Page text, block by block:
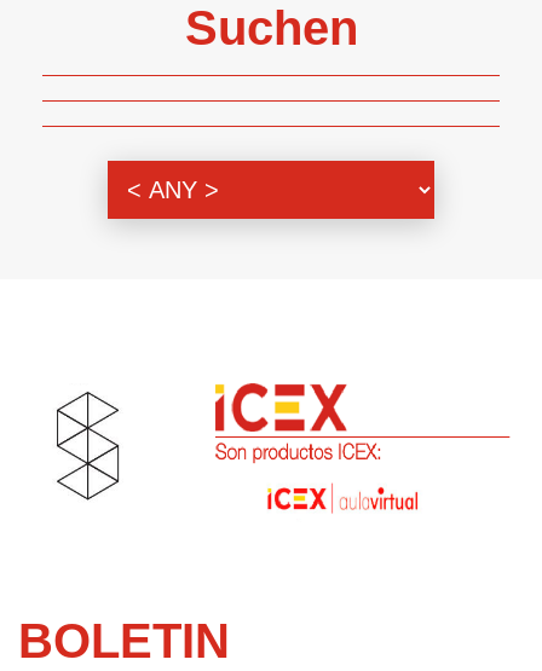
Suchen
BOLETIN